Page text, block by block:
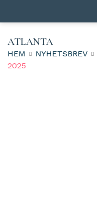
ATLANTA
HEM NYHETSBREV
2025